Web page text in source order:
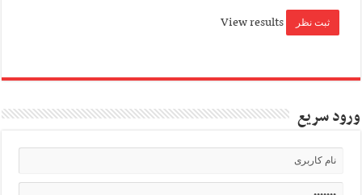
View results
ورود سریع